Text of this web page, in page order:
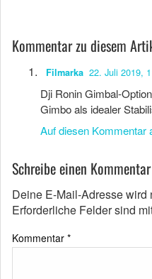
Kommentar zu diesem
Filmarka 22. Juli 2019,
Dji Ronin Gimbal-
Gimbo als idealer
Auf diesen Kommentar
Schreibe einen Kommentar
Deine E-Mail-Adresse wird
Erforderliche Felder sind
Kommentar *